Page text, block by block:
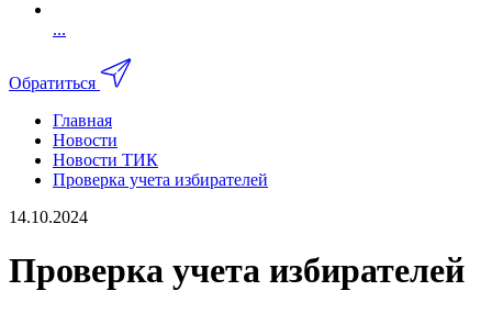
...
Обратиться
Главная
Новости
Новости ТИК
Проверка учета избирателей
14.10.2024
Проверка учета избирателей